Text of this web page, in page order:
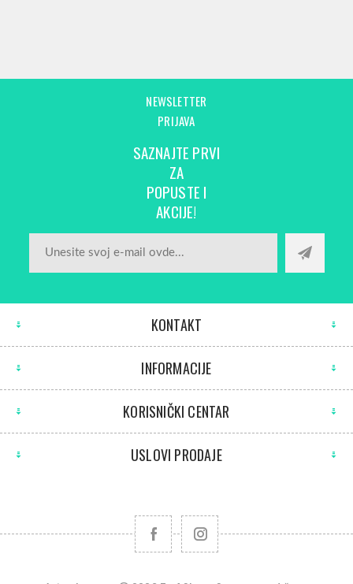
NEWSLETTER
PRIJAVA
SAZNAJTE PRVI
ZA
POPUSTE I
AKCIJE!
KONTAKT
INFORMACIJE
KORISNIČKI CENTAR
USLOVI PRODAJE